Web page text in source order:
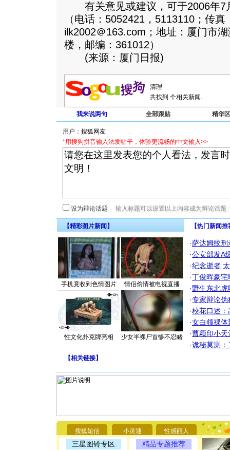
有关意见或建议，可于2006年7
（电话：5052421，5113110；传
ilk2002＠163.com；地址：厦门市
楼，邮编：361012）
(来源：厦门日报)
共找到 个相关新闻.
我来说两句 全部跟贴 精华区
用户：
*用搜狗拼音输入法发帖子，体验更流畅的中文输入>>
设为辩论话题
【精彩图片新闻】
手机竟收到色情图片 情侣偷情被电视直播
性文化扑克牌亮相 少女半裸尸首惨不忍睹
【热门新闻
·萨达姆绞刑
·公安部发A
·纪念逝者
·丁俊晖豪
·野生东北
·专家辩论伪
·校花口述：
·女白领祼体
·曹颖印小天
·诡秘莫测：
【相关链接】
搜狐短信 小灵通 性感丽人
三星图铃专区 精品专题推荐
要平安
[圣诞节]
能正大光